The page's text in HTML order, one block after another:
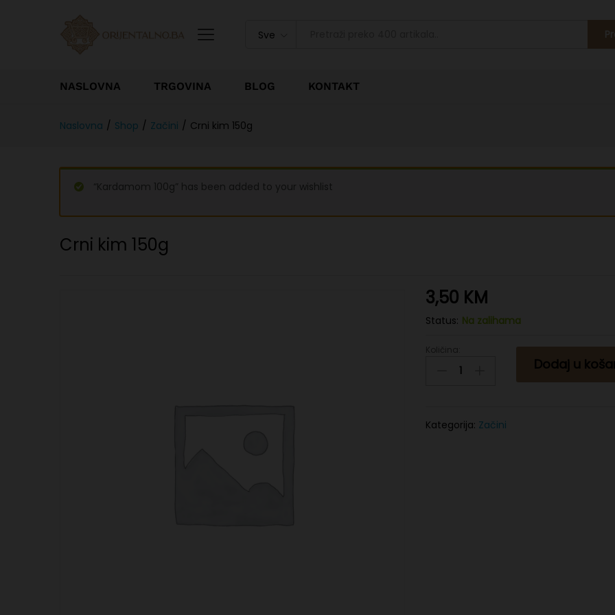
Sve
NASLOVNA TRGOVINA BLOG KONTAKT
Naslovna / Shop / Začini / Crni kim 150g
“Kardamom 100g” has been added to your wishlist
Crni kim 150g
3,50 KM
Status: Na zalihama
Dodaj u
Kategorija: Začini